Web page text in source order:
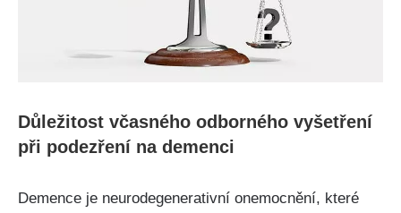
Důležitost včasného odborného vyšetření
při podezření na demenci
Demence je neurodegenerativní onemocnění, které